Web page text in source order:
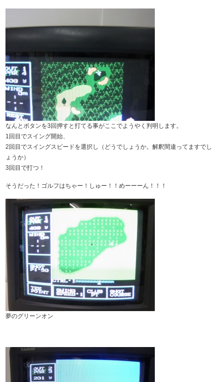
なんとボタンを3回押すと打てる事がここでようやく判明します。
1回目でスイング開始、
2回目でスイングスピードを選択し（どうでしょうか。解釈間違ってますでし
ょうか）
3回目で打つ！
そうだった！ゴルフはちゃー！しゅー！！めーーーん！！！
夢のグリーンオン